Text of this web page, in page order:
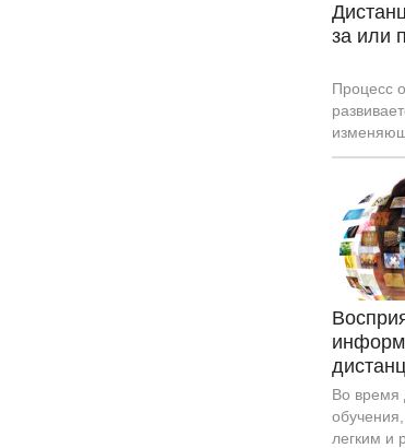
за или
Процесс
Растет
Во время
легким и